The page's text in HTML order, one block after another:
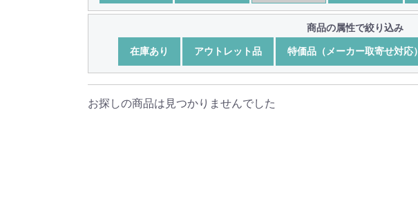
商品の属性で絞り込み
在庫あり アウトレット品 特価品（メーカー取寄せ対応）
お探しの商品は見つかりませんでした